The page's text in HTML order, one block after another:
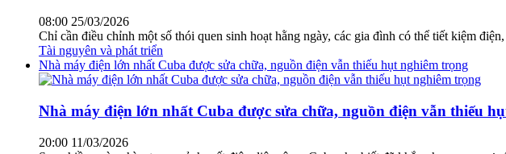
08:00 25/03/2026
Chỉ cần điều chỉnh một số thói quen sinh hoạt hằng ngày, các gia đình có thể tiết kiệm
Tài nguyên và phát triển
Nhà máy điện lớn nhất Cuba được sửa chữa, nguồn điện vẫn thiếu hụt nghiêm trọng
Nhà máy điện lớn nhất Cuba được sửa chữa, nguồn điện vẫn thiếu
20:00 11/03/2026